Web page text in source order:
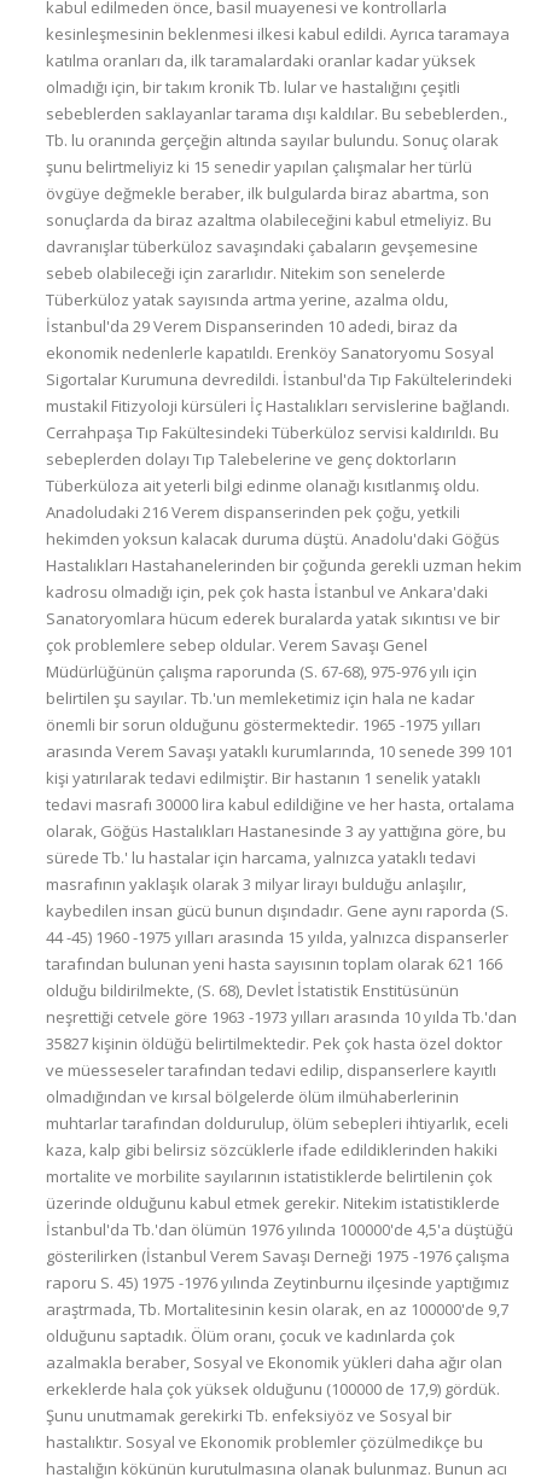
kabul edilmeden önce, basil muayenesi ve kontrollarla
kesinleşmesinin beklenmesi ilkesi kabul edildi. Ayrıca taramaya
katılma oranları da, ilk taramalardaki oranlar kadar yüksek
olmadığı için, bir takım kronik Tb. lular ve hastalığını çeşitli
sebeblerden saklayanlar tarama dışı kaldılar. Bu sebeblerden.,
Tb. lu oranında gerçeğin altında sayılar bulundu. Sonuç olarak
şunu belirtmeliyiz ki 15 senedir yapılan çalışmalar her türlü
övgüye değmekle beraber, ilk bulgularda biraz abartma, son
sonuçlarda da biraz azaltma olabileceğini kabul etmeliyiz. Bu
davranışlar tüberküloz savaşındaki çabaların gevşemesine
sebeb olabileceği için zararlıdır. Nitekim son senelerde
Tüberküloz yatak sayısında artma yerine, azalma oldu,
İstanbul'da 29 Verem Dispanserinden 10 adedi, biraz da
ekonomik nedenlerle kapatıldı. Erenköy Sanatoryomu Sosyal
Sigortalar Kurumuna devredildi. İstanbul'da Tıp Fakültelerindeki
mustakil Fitizyoloji kürsüleri İç Hastalıkları servislerine bağlandı.
Cerrahpaşa Tıp Fakültesindeki Tüberküloz servisi kaldırıldı. Bu
sebeplerden dolayı Tıp Talebelerine ve genç doktorların
Tüberküloza ait yeterli bilgi edinme olanağı kısıtlanmış oldu.
Anadoludaki 216 Verem dispanserinden pek çoğu, yetkili
hekimden yoksun kalacak duruma düştü. Anadolu'daki Göğüs
Hastalıkları Hastahanelerinden bir çoğunda gerekli uzman hekim
kadrosu olmadığı için, pek çok hasta İstanbul ve Ankara'daki
Sanatoryomlara hücum ederek buralarda yatak sıkıntısı ve bir
çok problemlere sebep oldular. Verem Savaşı Genel
Müdürlüğünün çalışma raporunda (S. 67-68), 975-976 yılı için
belirtilen şu sayılar. Tb.'un memleketimiz için hala ne kadar
önemli bir sorun olduğunu göstermektedir. 1965 -1975 yılları
arasında Verem Savaşı yataklı kurumlarında, 10 senede 399 101
kişi yatırılarak tedavi edilmiştir. Bir hastanın 1 senelik yataklı
tedavi masrafı 30000 lira kabul edildiğine ve her hasta, ortalama
olarak, Göğüs Hastalıkları Hastanesinde 3 ay yattığına göre, bu
sürede Tb.' lu hastalar için harcama, yalnızca yataklı tedavi
masrafının yaklaşık olarak 3 milyar lirayı bulduğu anlaşılır,
kaybedilen insan gücü bunun dışındadır. Gene aynı raporda (S.
44 -45) 1960 -1975 yılları arasında 15 yılda, yalnızca dispanserler
tarafından bulunan yeni hasta sayısının toplam olarak 621 166
olduğu bildirilmekte, (S. 68), Devlet İstatistik Enstitüsünün
neşrettiği cetvele göre 1963 -1973 yılları arasında 10 yılda Tb.'dan
35827 kişinin öldüğü belirtilmektedir. Pek çok hasta özel doktor
ve müesseseler tarafından tedavi edilip, dispanserlere kayıtlı
olmadığından ve kırsal bölgelerde ölüm ilmühaberlerinin
muhtarlar tarafından doldurulup, ölüm sebepleri ihtiyarlık, eceli
kaza, kalp gibi belirsiz sözcüklerle ifade edildiklerinden hakiki
mortalite ve morbilite sayılarının istatistiklerde belirtilenin çok
üzerinde olduğunu kabul etmek gerekir. Nitekim istatistiklerde
İstanbul'da Tb.'dan ölümün 1976 yılında 100000'de 4,5'a düştüğü
gösterilirken (İstanbul Verem Savaşı Derneği 1975 -1976 çalışma
raporu S. 45) 1975 -1976 yılında Zeytinburnu ilçesinde yaptığımız
araştrmada, Tb. Mortalitesinin kesin olarak, en az 100000'de 9,7
olduğunu saptadık. Ölüm oranı, çocuk ve kadınlarda çok
azalmakla beraber, Sosyal ve Ekonomik yükleri daha ağır olan
erkeklerde hala çok yüksek olduğunu (100000 de 17,9) gördük.
Şunu unutmamak gerekirki Tb. enfeksiyöz ve Sosyal bir
hastalıktır. Sosyal ve Ekonomik problemler çözülmedikçe bu
hastalığın kökünün kurutulmasına olanak bulunmaz. Bunun acı